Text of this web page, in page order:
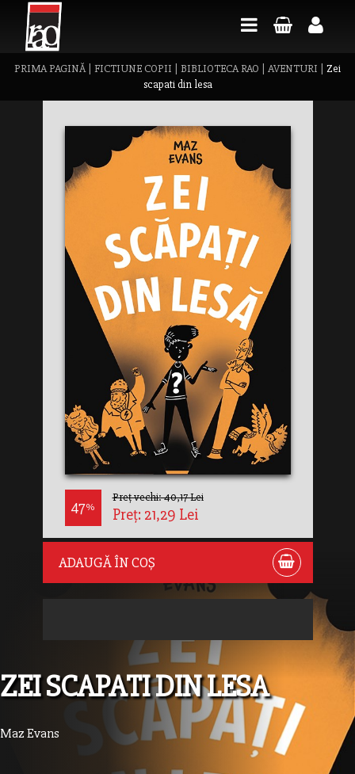
PRIMA PAGINĂ| FICTIUNE COPII BIBLIOTECA RAO AVENTURI
Zei
scapati din lesa
47%
Preț vechi: 40,17 Lei
Preț: 21,29 Lei
ADAUGĂ ÎN COȘ
ZEI SCAPATI DIN LESA
Maz Evans